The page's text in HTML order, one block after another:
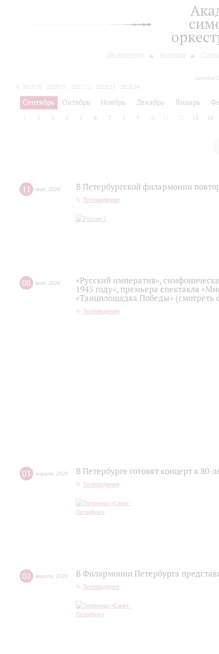
Об оркестре История
сегодня
2019/20 2020/21 2021/22 2022/23
2023/24
2024/25
2025/26
Сентябрь Октябрь Ноябрь Декабрь Январь
2 3 4 5 6 7 8 9 10 12 13 14
11 мая 2026 В Петербургской филармонии
Телевидение
08 мая 2026
«Русский императив»,
1945 году», премьера спектакля
«Танцплощадка Победы»
Телевидение
03 апреля 2026 В Петербурге готовят концерт к
Телевидение
02 марта 2026 В Филармонии Петербурга
Телевидение